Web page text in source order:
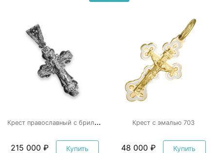
К
рест православный с бриллиантами
215 000 ₽ Купить
Крест с эмалью 703
48 000 ₽ Купить